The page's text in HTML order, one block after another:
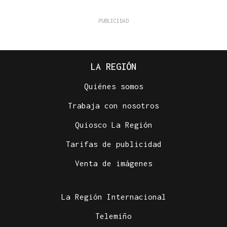
LA REGIÓN
Quiénes somos
Trabaja con nosotros
Quiosco La Región
Tarifas de publicidad
Venta de imágenes
La Región Internacional
Telemiño